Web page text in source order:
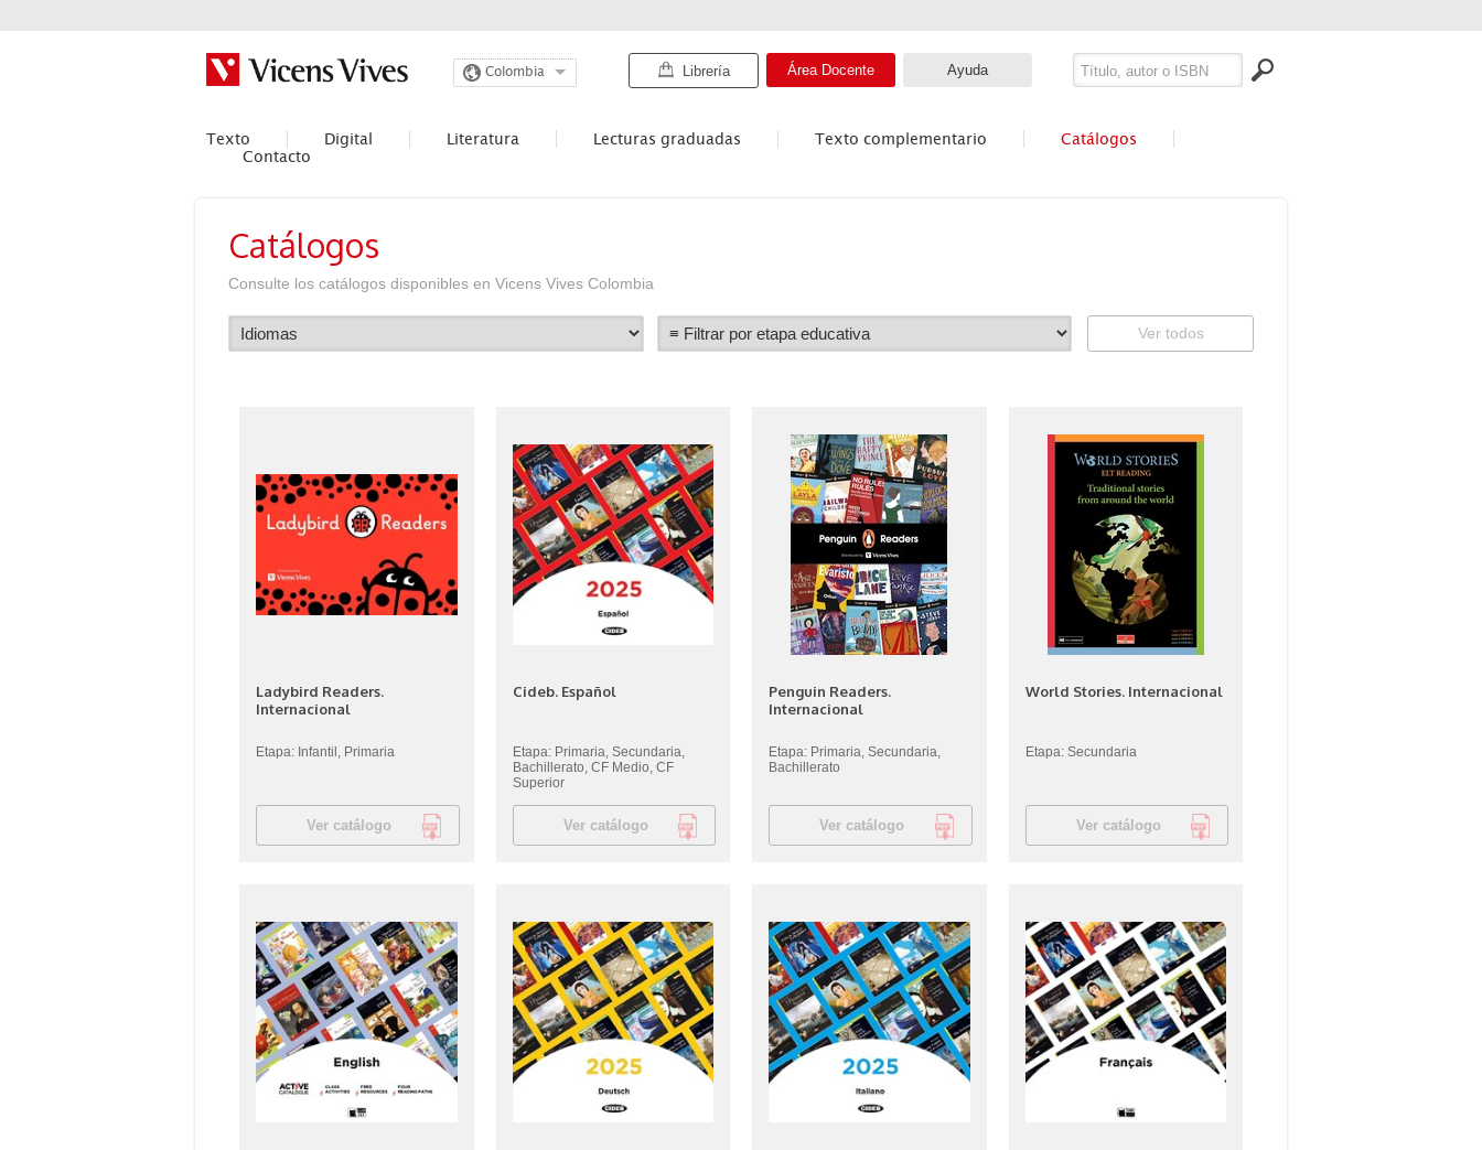
Colombia Ayuda
Área Docente
Librería
Texto Digital Literatura Lecturas graduadas Texto complementario
Catálogos
Contacto
Catálogos
Consulte los catálogos disponibles en Vicens Vives Colombia
Ver todos
Ladybird Readers.
Internacional
Etapa: Infantil, Primaria
Ver catálogo
Cideb. Español
Etapa: Primaria, Secundaria,
Bachillerato, CF Medio, CF
Superior
Ver catálogo
Penguin Readers.
Internacional
Etapa: Primaria, Secundaria,
Bachillerato
Ver catálogo
World Stories. Internacional
Etapa: Secundaria
Ver catálogo